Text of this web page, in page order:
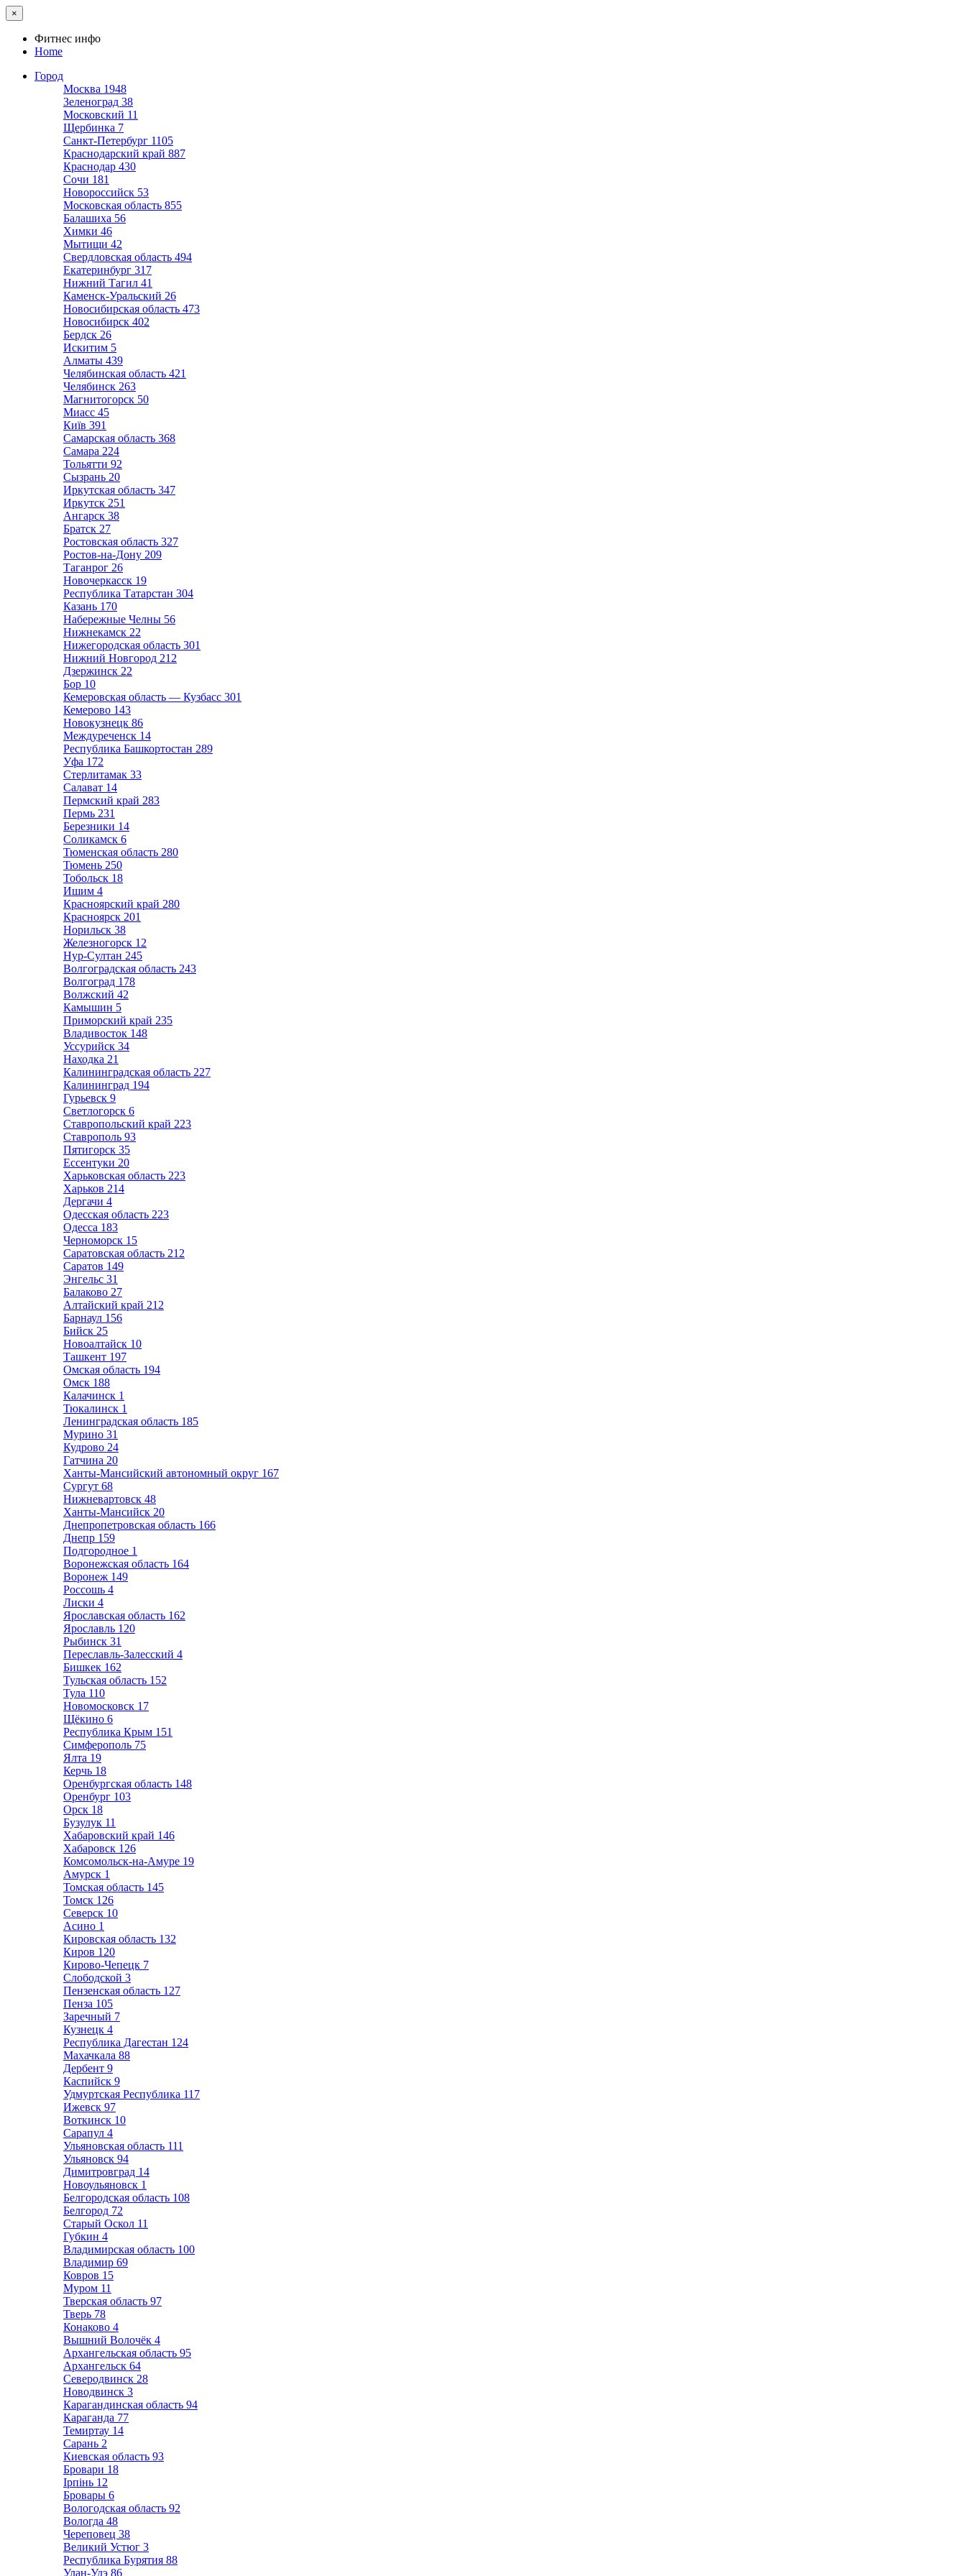
×
Фитнес инфо
Home
Город
Москва 1948
Зеленоград 38
Московский 11
Щербинка 7
Санкт-Петербург 1105
Краснодарский край 887
Краснодар 430
Сочи 181
Новороссийск 53
Московская область 855
Балашиха 56
Химки 46
Мытищи 42
Свердловская область 494
Екатеринбург 317
Нижний Тагил 41
Каменск-Уральский 26
Новосибирская область 473
Новосибирск 402
Бердск 26
Искитим 5
Алматы 439
Челябинская область 421
Челябинск 263
Магнитогорск 50
Миасс 45
Київ 391
Самарская область 368
Самара 224
Тольятти 92
Сызрань 20
Иркутская область 347
Иркутск 251
Ангарск 38
Братск 27
Ростовская область 327
Ростов-на-Дону 209
Таганрог 26
Новочеркасск 19
Республика Татарстан 304
Казань 170
Набережные Челны 56
Нижнекамск 22
Нижегородская область 301
Нижний Новгород 212
Дзержинск 22
Бор 10
Кемеровская область — Кузбасс 301
Кемерово 143
Новокузнецк 86
Междуреченск 14
Республика Башкортостан 289
Уфа 172
Стерлитамак 33
Салават 14
Пермский край 283
Пермь 231
Березники 14
Соликамск 6
Тюменская область 280
Тюмень 250
Тобольск 18
Ишим 4
Красноярский край 280
Красноярск 201
Норильск 38
Железногорск 12
Нур-Султан 245
Волгоградская область 243
Волгоград 178
Волжский 42
Камышин 5
Приморский край 235
Владивосток 148
Уссурийск 34
Находка 21
Калининградская область 227
Калининград 194
Гурьевск 9
Светлогорск 6
Ставропольский край 223
Ставрополь 93
Пятигорск 35
Ессентуки 20
Харьковская область 223
Харьков 214
Дергачи 4
Одесская область 223
Одесса 183
Черноморск 15
Саратовская область 212
Саратов 149
Энгельс 31
Балаково 27
Алтайский край 212
Барнаул 156
Бийск 25
Новоалтайск 10
Ташкент 197
Омская область 194
Омск 188
Калачинск 1
Тюкалинск 1
Ленинградская область 185
Мурино 31
Кудрово 24
Гатчина 20
Ханты-Мансийский автономный округ 167
Сургут 68
Нижневартовск 48
Ханты-Мансийск 20
Днепропетровская область 166
Днепр 159
Подгородное 1
Воронежская область 164
Воронеж 149
Россошь 4
Лиски 4
Ярославская область 162
Ярославль 120
Рыбинск 31
Переславль-Залесский 4
Бишкек 162
Тульская область 152
Тула 110
Новомосковск 17
Щёкино 6
Республика Крым 151
Симферополь 75
Ялта 19
Керчь 18
Оренбургская область 148
Оренбург 103
Орск 18
Бузулук 11
Хабаровский край 146
Хабаровск 126
Комсомольск-на-Амуре 19
Амурск 1
Томская область 145
Томск 126
Северск 10
Асино 1
Кировская область 132
Киров 120
Кирово-Чепецк 7
Слободской 3
Пензенская область 127
Пенза 105
Заречный 7
Кузнецк 4
Республика Дагестан 124
Махачкала 88
Дербент 9
Каспийск 9
Удмуртская Республика 117
Ижевск 97
Воткинск 10
Сарапул 4
Ульяновская область 111
Ульяновск 94
Димитровград 14
Новоульяновск 1
Белгородская область 108
Белгород 72
Старый Оскол 11
Губкин 4
Владимирская область 100
Владимир 69
Ковров 15
Муром 11
Тверская область 97
Тверь 78
Конаково 4
Вышний Волочёк 4
Архангельская область 95
Архангельск 64
Северодвинск 28
Новодвинск 3
Карагандинская область 94
Караганда 77
Темиртау 14
Сарань 2
Киевская область 93
Бровари 18
Ірпінь 12
Бровары 6
Вологодская область 92
Вологда 48
Череповец 38
Великий Устюг 3
Республика Бурятия 88
Улан-Удэ 86